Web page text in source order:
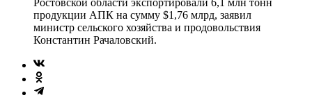
Ростовской области экспортировали 6,1 млн тонн
продукции АПК на сумму $1,76 млрд, заявил
министр сельского хозяйства и продовольствия
Константин Рачаловский.